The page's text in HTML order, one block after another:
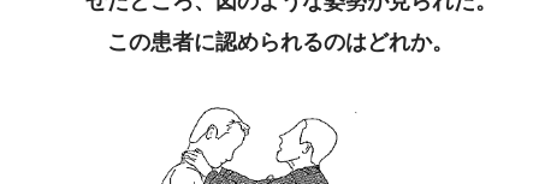
この患者に認められるのはどれか。